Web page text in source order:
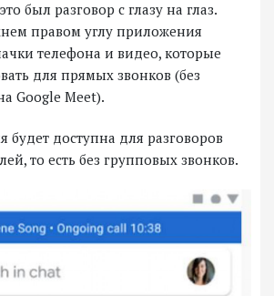
был разговор с глазу на глаз.
правом углу приложения
телефона и видео, которые
для прямых звонков (без
Google Meet).
будет доступна для разговоров
то есть без групповых звонков.